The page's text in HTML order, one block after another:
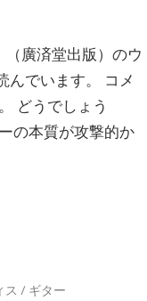
（廣済堂出版）のウ
んでいます。 コメ
どうでしょう
の本質が攻撃的か
ス / ギター